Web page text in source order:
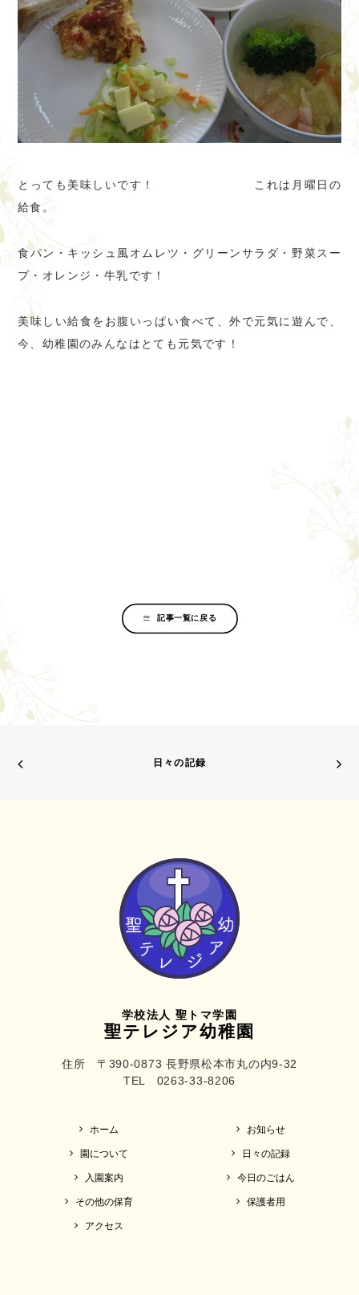
とっても美味しいです！ これは月曜日の
給食。
食パン・キッシュ風オムレツ・グリーンサラダ・野菜スー
プ・オレンジ・牛乳です！
美味しい給食をお腹いっぱい食べて、外で元気に遊んで、
今、幼稚園のみんなはとても元気です！
記事一覧に戻る
日々の記録
学校法人 聖トマ学園
聖テレジア幼稚園
住所 〒390-0873 長野県松本市丸の内9-32
TEL 0263-33-8206
ホーム
園について
入園案内
その他の保育
アクセス
お知らせ
日々の記録
今日のごはん
保護者用